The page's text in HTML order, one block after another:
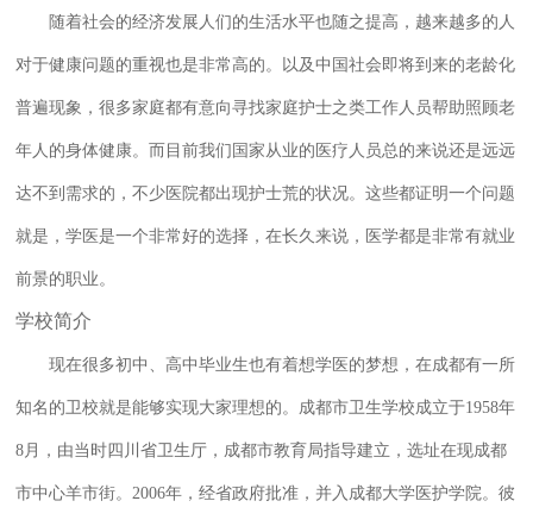
随着社会的经济发展人们的生活水平也随之提高，越来越多的人
对于健康问题的重视也是非常高的。以及中国社会即将到来的老龄化
普遍现象，很多家庭都有意向寻找家庭护士之类工作人员帮助照顾老
年人的身体健康。而目前我们国家从业的医疗人员总的来说还是远远
达不到需求的，不少医院都出现护士荒的状况。这些都证明一个问题
就是，学医是一个非常好的选择，在长久来说，医学都是非常有就业
前景的职业。
学校简介
现在很多初中、高中毕业生也有着想学医的梦想，在成都有一所
知名的卫校就是能够实现大家理想的。成都市卫生学校成立于1958年
8月，由当时四川省卫生厅，成都市教育局指导建立，选址在现成都
市中心羊市街。2006年，经省政府批准，并入成都大学医护学院。彼